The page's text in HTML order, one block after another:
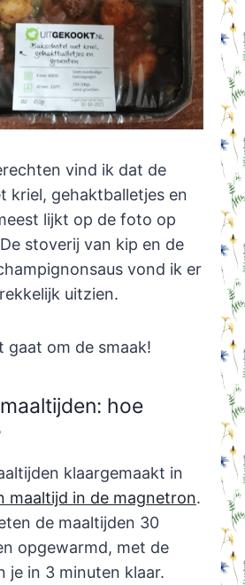
vind ik dat de
kriel, gehaktballetjes en
lijkt op de foto op
stoverij van kip en de
vond ik er
uitzien.
gaat om de smaak!
hoe
klaargemaakt in
maaltijd in de magnetron.
de maaltijden 30
opgewarmd, met de
je in 3 minuten klaar.